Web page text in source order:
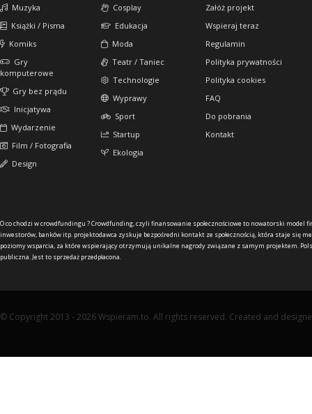
Muzyka
Książki / Pisma
Komiks
Gry
komputerowe
Gry bez prądu
Inicjatywa
Wydarzenie
Film / Fotografia
Design
Cosplay
Edukacja
Moda
Teatr / Taniec
Technologie
Wyprawy
Sport
Startup
Ekologia
Załóż projekt
Wspieraj teraz
Regulamin
Polityka prywatności
Polityka cookies
FAQ
Do pobrania
Kontakt
O co chodzi w crowdfundingu ?Crowdfunding, czyli finansowanie społecznościowe to nowatorski model
inwestorów, banków itp. projektodawca zyskuje bezpośredni kontakt ze społecznością, która staje się
poziomy wsparcia, za które wspierający otrzymują unikalne nagrody związane z samym projektem.
publiczna. Jest to sprzedaż przedpłacona.
© Copyright 2013 - 2026 Wspieram.to. All rights reserved. Created and